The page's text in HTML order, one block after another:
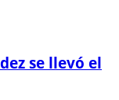
se llevó el